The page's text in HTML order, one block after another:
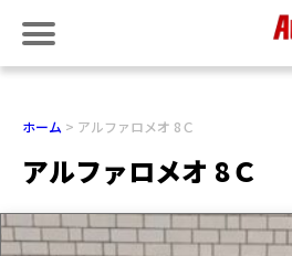
ホーム アルファロメオ 8Ｃ
アルファロメオ 8Ｃ